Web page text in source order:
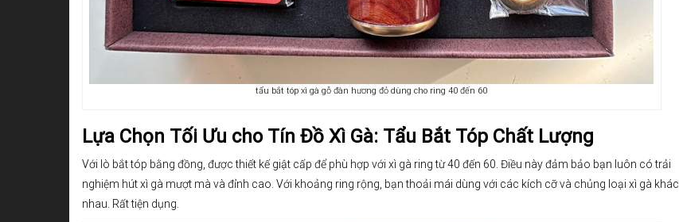
tẩu bắt tóp xì gà gỗ đàn hương đỏ dùng cho ring 40 đến 60
Lựa Chọn Tối Ưu cho Tín Đồ Xì Gà: Tẩu Bắt Tóp Chất Lượng
Với lò bắt tóp bằng đồng, được thiết kế giật cấp để phù hợp với xì gà ring từ 40 đến 60. Điều này đảm bảo bạn luôn có trải
nghiệm hút xì gà mượt mà và đỉnh cao. Với khoảng ring rộng, bạn thoải mái dùng với các kích cỡ và chủng loại xì gà khác
nhau. Rất tiện dụng.